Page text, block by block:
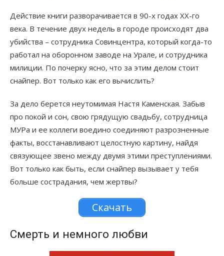
Действие книги разворачивается в 90-х годах XX-го
века. В течение двух недель в городе происходят два
убийства – сотрудника Совинцентра, который когда-то
работал на оборонном заводе на Урале, и сотрудника
милиции. По почерку ясно, что за этим делом стоит
снайпер. Вот только как его вычислить?
За дело берется неутомимая Настя Каменская. Забыв
про покой и сон, свою грядущую свадьбу, сотрудница
МУРа и ее коллеги воедино соединяют разрозненные
факты, восстанавливают целостную картину, найдя
связующее звено между двумя этими преступлениями.
Вот только как быть, если снайпер вызывает у тебя
больше сострадания, чем жертвы?
Скачать
Смерть и немного любви